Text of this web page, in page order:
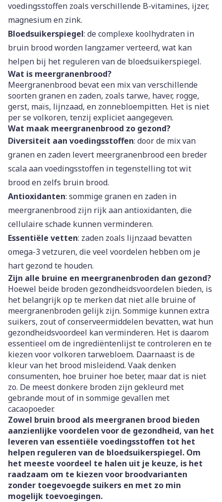
voedingsstoffen zoals verschillende B-vitamines, ijzer,
magnesium en zink.
Bloedsuikerspiegel: de complexe koolhydraten in
bruin brood worden langzamer verteerd, wat kan
helpen bij het reguleren van de bloedsuikerspiegel.
Wat is meergranenbrood?
Meergranenbrood bevat een mix van verschillende
soorten granen en zaden, zoals tarwe, haver, rogge,
gerst, maïs, lijnzaad, en zonnebloempitten. Het is niet
per se volkoren, tenzij expliciet aangegeven.
Wat maak meergranenbrood zo gezond?
Diversiteit aan voedingsstoffen: door de mix van
granen en zaden levert meergranenbrood een breder
scala aan voedingsstoffen in tegenstelling tot wit
brood en zelfs bruin brood.
Antioxidanten: sommige granen en zaden in
meergranenbrood zijn rijk aan antioxidanten, die
cellulaire schade kunnen verminderen.
Essentiële vetten: zaden zoals lijnzaad bevatten
omega-3 vetzuren, die veel voordelen hebben om je
hart gezond te houden.
Zijn alle bruine en meergranenbroden dan gezond?
Hoewel beide broden gezondheidsvoordelen bieden, is
het belangrijk op te merken dat niet alle bruine of
meergranenbroden gelijk zijn. Sommige kunnen extra
suikers, zout of conserveermiddelen bevatten, wat hun
gezondheidsvoordeel kan verminderen. Het is daarom
essentieel om de ingrediëntenlijst te controleren en te
kiezen voor volkoren tarwebloem. Daarnaast is de
kleur van het brood misleidend. Vaak denken
consumenten, hoe bruiner hoe beter, maar dat is niet
zo. De meest donkere broden zijn gekleurd met
gebrande mout of in sommige gevallen met
cacaopoeder.
Zowel bruin brood als meergranen brood bieden
aanzienlijke voordelen voor de gezondheid, van het
leveren van essentiële voedingsstoffen tot het
helpen reguleren van de bloedsuikerspiegel. Om
het meeste voordeel te halen uit je keuze, is het
raadzaam om te kiezen voor broodvarianten
zonder toegevoegde suikers en met zo min
mogelijk toevoegingen.